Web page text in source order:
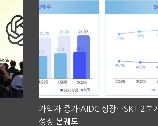
가입자 증가·AIDC 성장…SKT 2분기
성장 본궤도